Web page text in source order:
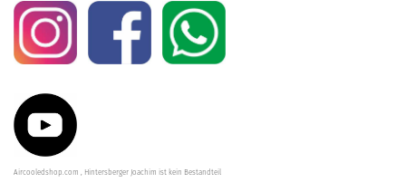
Aircooledshop.com , Hintersberger Joachim ist kein Bestandteil